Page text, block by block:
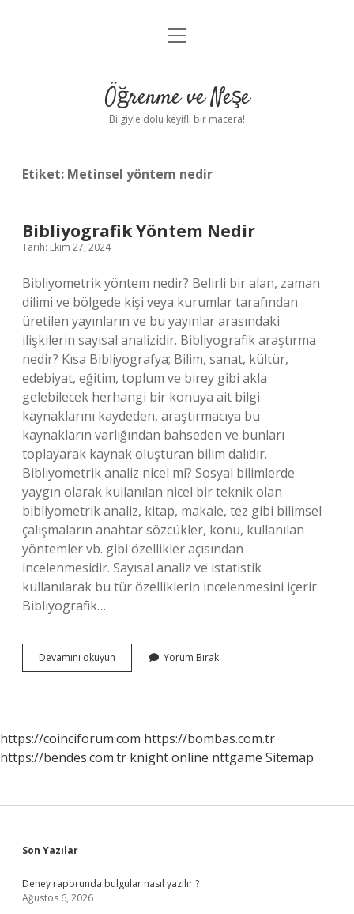
Anasayfa
Yasal Uyarı
menüyü
Öğrenme ve Neşe
Bilgiyle dolu keyifli bir macera!
Etiket: Metinsel yöntem nedir
Bibliyografik Yöntem Nedir
Tarih: Ekim 27, 2024
Bibliyometrik yöntem nedir? Belirli bir alan, zaman
dilimi ve bölgede kişi veya kurumlar tarafından
üretilen yayınların ve bu yayınlar arasındaki
ilişkilerin sayısal analizidir. Bibliyografik araştırma
nedir? Kısa Bibliyografya; Bilim, sanat, kültür,
edebiyat, eğitim, toplum ve birey gibi akla
gelebilecek herhangi bir konuya ait bilgi
kaynaklarını kaydeden, araştırmacıya bu
kaynakların varlığından bahseden ve bunları
toplayarak kaynak oluşturan bilim dalıdır.
Bibliyometrik analiz nicel mi? Sosyal bilimlerde
yaygın olarak kullanılan nicel bir teknik olan
bibliyometrik analiz, kitap, makale, tez gibi bilimsel
çalışmaların anahtar sözcükler, konu, kullanılan
yöntemler vb. gibi özellikler açısından
incelenmesidir. Sayısal analiz ve istatistik
kullanılarak bu tür özelliklerin incelenmesini içerir.
Bibliyografik…
Devamını okuyun Bibliyografik
Yöntem
Yorum Bırak
https://coinciforum.com https://bombas.com.tr
https://bendes.com.tr knight online nttgame Sitemap
Sidebar
Son Yazılar
Deney raporunda bulgular nasıl yazılır ?
Ağustos 6, 2026